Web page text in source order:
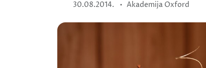
30.08.2014. • Akademija Oxford